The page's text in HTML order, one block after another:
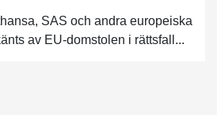
SAS och andra europeiska
av EU-domstolen i rättsfall...